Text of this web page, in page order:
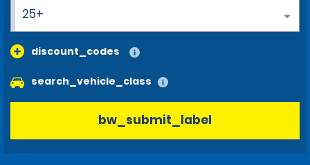
25+
discount_codes
search_vehicle_class
bw_submit_label